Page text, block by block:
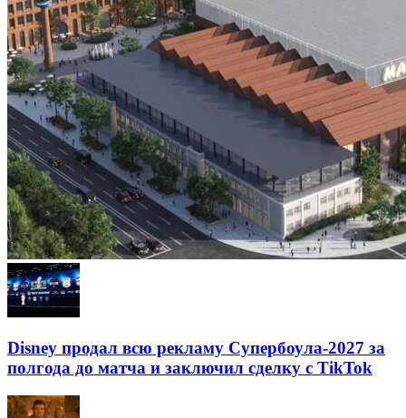
Disney продал всю рекламу Супербоула-2027 за
полгода до матча и заключил сделку с TikTok